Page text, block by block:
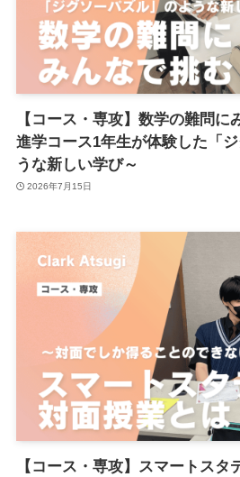
【コース・専攻】数学の難問に
進学コース1年生が体験した「
うな新しい学び～
2026年7月15日
【コース・専攻】スマートスタ